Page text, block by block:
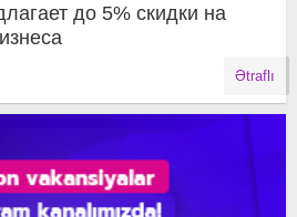
до 5% скидки на
Ətraflı